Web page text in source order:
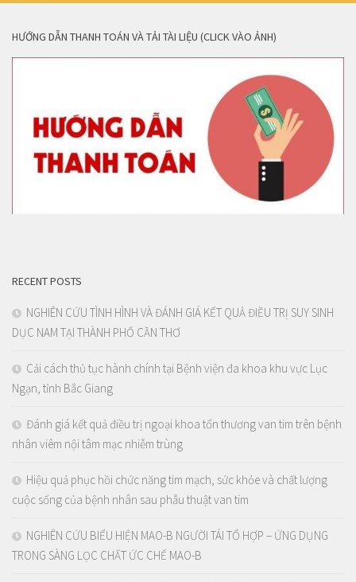
HƯỚNG DẪN THANH TOÁN VÀ TẢI TÀI LIỆU (CLICK VÀO ẢNH)
RECENT POSTS
NGHIÊN CỨU TÌNH HÌNH VÀ ĐÁNH GIÁ KẾT QUẢ ĐIỀU TRỊ SUY SINH
DỤC NAM TẠI THÀNH PHỐ CẦN THƠ
Cải cách thủ tục hành chính tại Bệnh viện đa khoa khu vực Lục
Ngạn, tỉnh Bắc Giang
Đánh giá kết quả điều trị ngoại khoa tổn thương van tim trên bệnh
nhân viêm nội tâm mạc nhiễm trùng
Hiệu quả phục hồi chức năng tim mạch, sức khỏe và chất lượng
cuộc sống của bệnh nhân sau phẫu thuật van tim
NGHIÊN CỨU BIỂU HIỆN MAO-B NGƯỜI TÁI TỔ HỢP – ỨNG DỤNG
TRONG SÀNG LỌC CHẤT ỨC CHẾ MAO-B